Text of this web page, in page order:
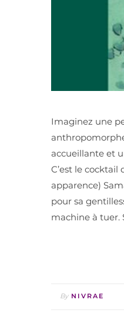
Imaginez une
accueillante et
C’est le
apparence)
pour sa
machine à tuer.
By NIVRAE